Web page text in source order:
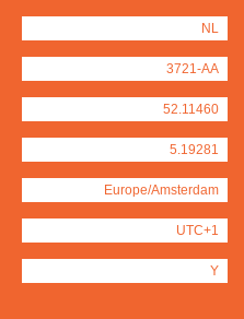
NL
3721-AA
52.11460
5.19281
Europe/Amsterdam
UTC+1
Y